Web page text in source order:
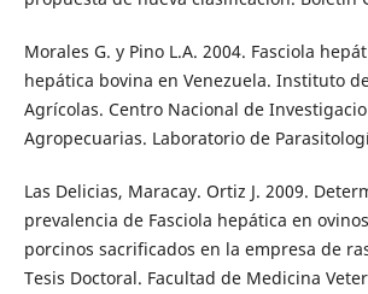
Morales G. y Pino L.A. 2004. Fasciola
hepática bovina en Venezuela. Instituto
Agrícolas. Centro Nacional de
Agropecuarias. Laboratorio de
Las Delicias, Maracay. Ortiz J. 2009.
prevalencia de Fasciola hepática en
porcinos sacrificados en la empresa de
Tesis Doctoral. Facultad de Medicina